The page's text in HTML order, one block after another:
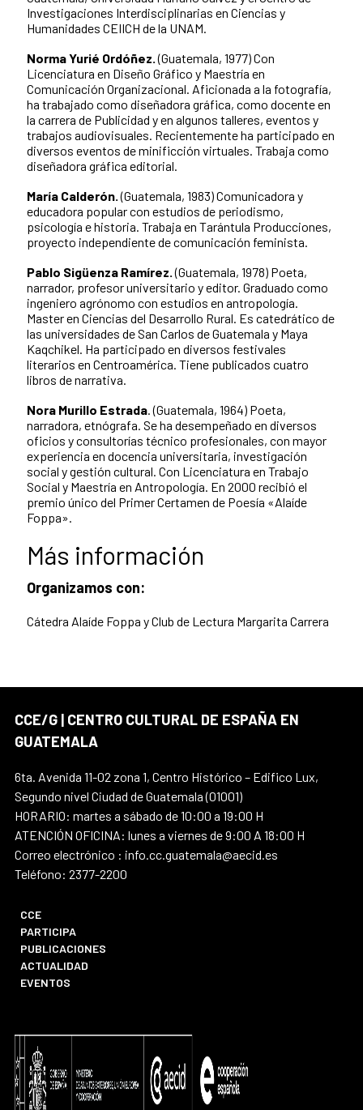
Investigaciones Interdisciplinarias en Ciencias y
Humanidades CEIICH de la UNAM.
Norma Yurié Ordóñez.(Guatemala, 1977) Con
Licenciatura en Diseño Gráfico y Maestría en
Comunicación Organizacional. Aficionada a la fotografía,
ha trabajado como diseñadora gráfica, como docente en
la carrera de Publicidad y en algunos talleres, eventos y
trabajos audiovisuales. Recientemente ha participado en
diversos eventos de minificción virtuales. Trabaja como
diseñadora gráfica editorial.
María Calderón. (Guatemala, 1983) Comunicadora y
educadora popular con estudios de periodismo,
psicología e historia. Trabaja en Tarántula Producciones,
proyecto independiente de comunicación feminista.
Pablo Sigüenza Ramírez.(Guatemala, 1978) Poeta,
narrador, profesor universitario y editor. Graduado como
ingeniero agrónomo con estudios en antropología.
Master en Ciencias del Desarrollo Rural. Es catedrático de
las universidades de San Carlos de Guatemala y Maya
Kaqchikel. Ha participado en diversos festivales
literarios en Centroamérica. Tiene publicados cuatro
libros de narrativa.
Nora Murillo Estrada.(Guatemala, 1964) Poeta,
narradora, etnógrafa. Se ha desempeñado en diversos
oficios y consultorías técnico profesionales, con mayor
experiencia en docencia universitaria, investigación
social y gestión cultural. Con Licenciatura en Trabajo
Social y Maestría en Antropología. En 2000 recibió el
premio único del Primer Certamen de Poesía «Alaíde
Foppa».
Más información
Organizamos con:
Cátedra Alaíde Foppa y Club de Lectura Margarita Carrera
CCE/G | CENTRO CULTURAL DE ESPAÑA EN
GUATEMALA
6ta. Avenida 11-02 zona 1, Centro Histórico – Edifico Lux,
Segundo nivel Ciudad de Guatemala (01001)
HORARIO: martes a sábado de 10:00 a 19:00 H
ATENCIÓN OFICINA: lunes a viernes de 9:00 A 18:00 H
Correo electrónico : info.cc.guatemala@aecid.es
Teléfono: 2377-2200
CCE
PARTICIPA
PUBLICACIONES
ACTUALIDAD
EVENTOS